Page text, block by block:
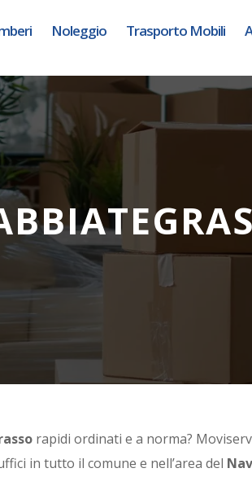
Noleggio Trasporto Mobili
rapidi ordinati e a norma?
in tutto il comune e nell’area del